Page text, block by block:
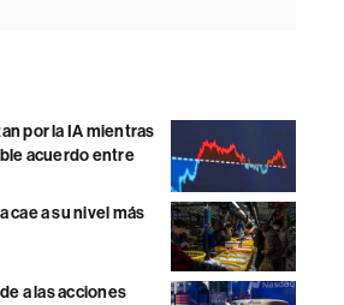
por la IA mientras
acuerdo entre
cae a su nivel más
a las acciones